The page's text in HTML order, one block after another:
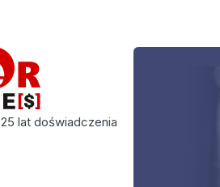
25 lat doświadczenia